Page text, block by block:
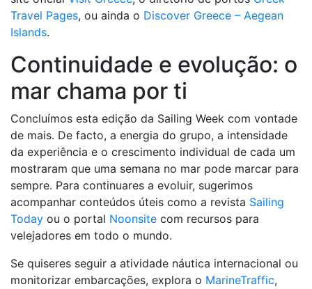
Travel Pages, ou ainda o Discover Greece – Aegean
Islands.
Continuidade e evolução: o
mar chama por ti
Concluímos esta edição da Sailing Week com vontade
de mais. De facto, a energia do grupo, a intensidade
da experiência e o crescimento individual de cada um
mostraram que uma semana no mar pode marcar para
sempre. Para continuares a evoluir, sugerimos
acompanhar conteúdos úteis como a revista Sailing
Today ou o portal Noonsite com recursos para
velejadores em todo o mundo.
Se quiseres seguir a atividade náutica internacional ou
monitorizar embarcações, explora o MarineTraffic,